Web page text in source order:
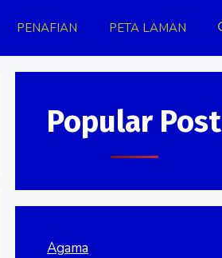
PENAFIAN PETA LAMAN
Popular Post
Agama